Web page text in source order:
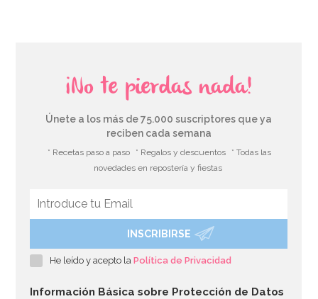
Pack de 100 Globos Verde Selva Mate 12cm
¡No te pierdas nada!
Únete a los más de 75.000 suscriptores que ya
reciben cada semana
* Recetas paso a paso * Regalos y descuentos
* Todas las
novedades en repostería y fiestas
INSCRIBIRSE
He leído y acepto laPolítica de Privacidad
Información Básica sobre Protección de Datos